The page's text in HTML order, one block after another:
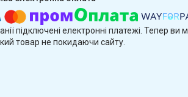
підключені електронні платежі. Тепер ви
товар не покидаючи сайту.